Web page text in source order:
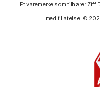
Et varemerke som tilhører Ziff
med tillatelse. ©